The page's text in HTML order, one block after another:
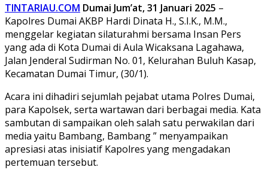
TINTARIAU.COM Dumai Jum’at, 31 Januari 2025 –
Kapolres Dumai AKBP Hardi Dinata H., S.I.K., M.M.,
menggelar kegiatan silaturahmi bersama Insan Pers
yang ada di Kota Dumai di Aula Wicaksana Lagahawa,
Jalan Jenderal Sudirman No. 01, Kelurahan Buluh Kasap,
Kecamatan Dumai Timur, (30/1).
Acara ini dihadiri sejumlah pejabat utama Polres Dumai,
para Kapolsek, serta wartawan dari berbagai media. Kata
sambutan di sampaikan oleh salah satu perwakilan dari
media yaitu Bambang, Bambang ” menyampaikan
apresiasi atas inisiatif Kapolres yang mengadakan
pertemuan tersebut.